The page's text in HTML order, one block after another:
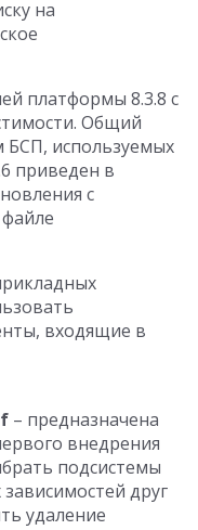
на
платформы 8.3.8 с
Общий
БСП, используемых
приведен в
с
входящие в
– предназначена
внедрения
подсистемы
друг
удаление